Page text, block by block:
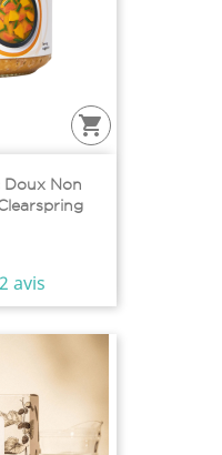

Doux Non
2 avis